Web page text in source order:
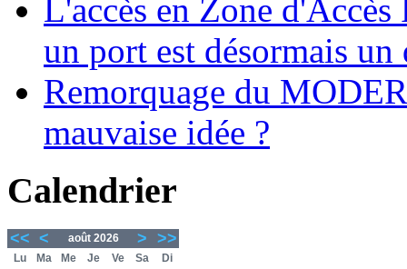
L'accès en Zone
un port est désormais un
Remorquage du
mauvaise idée ?
Calendrier
<< < août 2026 > >>
Lu Ma Me Je Ve Sa Di